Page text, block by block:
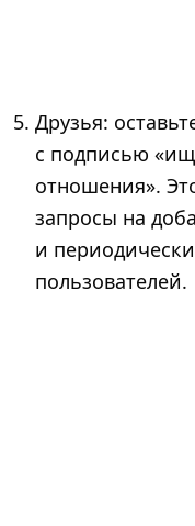
Друзья:
с подписью
отношения».
запросы на
и
пользователей.